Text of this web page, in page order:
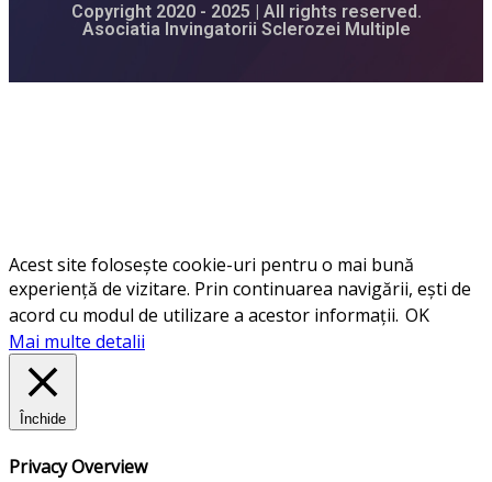
Copyright 2020 - 2025 | All rights reserved.
Asociatia Invingatorii Sclerozei Multiple
Acest site folosește cookie-uri pentru o mai bună
experiență de vizitare. Prin continuarea navigării, ești de
acord cu modul de utilizare a acestor informații. OK
Mai multe detalii
Închide
Privacy Overview